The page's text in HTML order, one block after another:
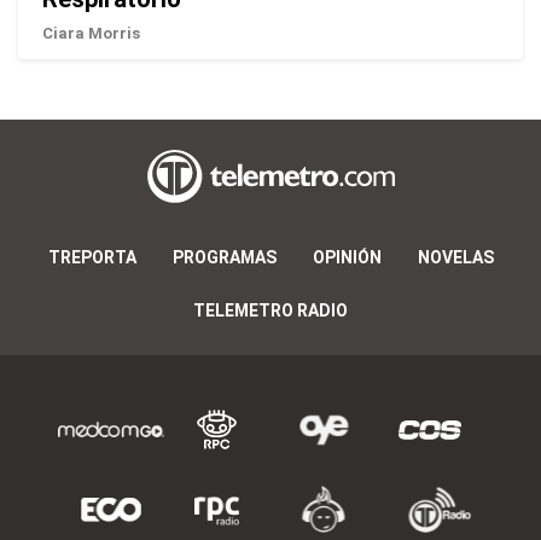
Ciara Morris
TREPORTA PROGRAMAS OPINIÓN NOVELAS
TELEMETRO RADIO